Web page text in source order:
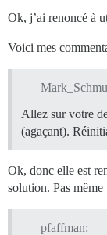
Ok, j’ai renoncé à
Voici mes
Allez sur votre
(agaçant).
Ok, donc elle est
solution. Pas
pfaffman: